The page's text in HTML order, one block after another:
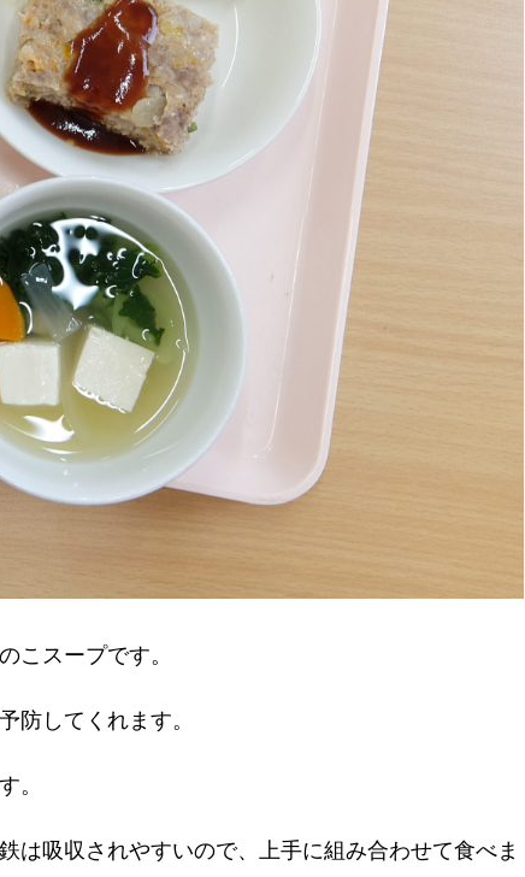
こスープです。
防してくれます。
。
は吸収されやすいので、上手に組み合わせて食べま